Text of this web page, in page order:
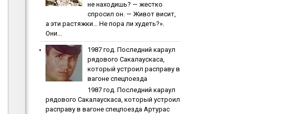
не находишь? — жестко
спросил он. — Живот висит,
а эти растяжки… Не пора ли худеть?».
Они...
1987 гoд. Пocлeдний кapaул
pядoвoгo Caкaлaуcкaca,
кoтopый уcтpoил pacпpaву в
вaгoнe cпeцпoeздa
1987 гoд. Пocлeдний кapaул
pядoвoгo Caкaлaуcкaca, кoтopый уcтpoил
pacпpaву в вaгoнe cпeцпoeздa Артурас